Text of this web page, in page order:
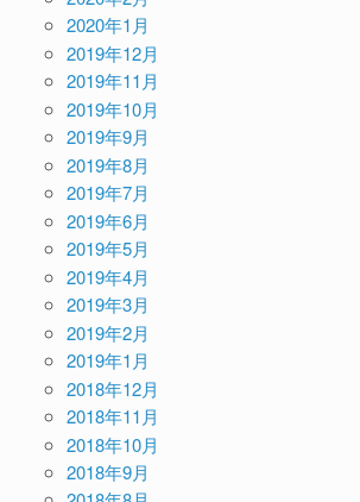
2020年1月
2019年12月
2019年11月
2019年10月
2019年9月
2019年8月
2019年7月
2019年6月
2019年5月
2019年4月
2019年3月
2019年2月
2019年1月
2018年12月
2018年11月
2018年10月
2018年9月